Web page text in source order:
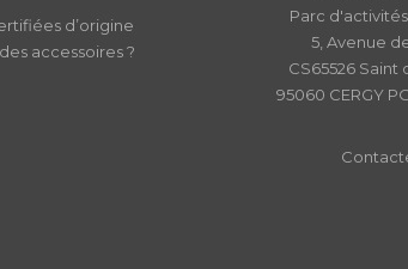
d’origine
accessoires ?
Parc
5, Avenue
CS65526
95060 CERGY